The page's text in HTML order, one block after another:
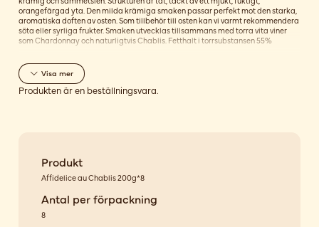
orangefärgad yta. Den milda krämiga smaken passar perfekt mot den starka,
aromatiska doften av osten. Som tillbehör till osten kan vi varmt rekommendera
söta eller syrliga frukter. Smaken utvecklas tillsammans med torra vita viner
som Chardonnay och naturligtvis Chablis. Fetthalt i torrsubstansen 55%
Visamer
Produkten är en beställningsvara.
Produkt
Affidelice au Chablis 200g*8
Antal per förpackning
8